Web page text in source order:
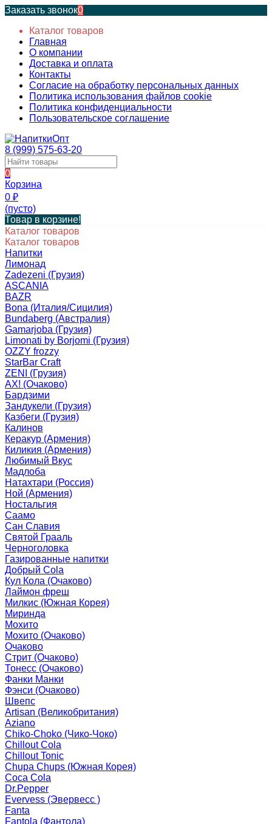
Заказать звонок0
Каталог товаров
Главная
О компании
Доставка и оплата
Контакты
Согласие на обработку персональных данных
Политика использования файлов cookie
Политика конфиденциальности
Пользовательское соглашение
8 (999) 575-63-20
0
Корзина
0 ₽
(пусто)
Товар в корзине!
Каталог товаров
Каталог товаров
Напитки
Лимонад
Zadezeni (Грузия)
ASCANIA
BAZR
Bona (Италия/Сицилия)
Bundaberg (Австралия)
Gamarjoba (Грузия)
Limonati by Borjomi (Грузия)
OZZY frozzy
StarBar Craft
ZENI (Грузия)
АХ! (Очаково)
Бардзими
Зандукели (Грузия)
Казбеги (Грузия)
Калинов
Керакур (Армения)
Киликия (Армения)
Любимый Вкус
Мадлоба
Натахтари (Россия)
Ной (Армения)
Ностальгия
Саамо
Сан Славия
Святой Грааль
Черноголовка
Газированные напитки
Добрый Cola
Кул Кола (Очаково)
Лаймон фреш
Милкис (Южная Корея)
Миринда
Мохито
Мохито (Очаково)
Очаково
Стрит (Очаково)
Тонесс (Очаково)
Фанки Манки
Фэнси (Очаково)
Швепс
Artisan (Великобритания)
Aziano
Chiko-Choko (Чико-Чоко)
Chillout Cola
Chillout Tonic
Chupa Chups (Южная Корея)
Coca Cola
Dr.Pepper
Evervess (Эвервесс )
Fanta
Fantola (Фантола)